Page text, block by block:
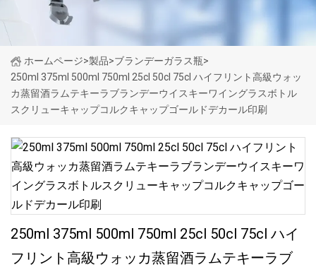
ホームページ>製品>ブランデーガラス瓶>
250ml 375ml 500ml 750ml 25cl 50cl 75cl ハイフリント高級ウォッ
カ蒸留酒ラムテキーラブランデーウイスキーワイングラスボトル
スクリューキャップコルクキャップゴールドデカール印刷
250ml 375ml 500ml 750ml 25cl 50cl 75cl ハイ
フリント高級ウォッカ蒸留酒ラムテキーラブ